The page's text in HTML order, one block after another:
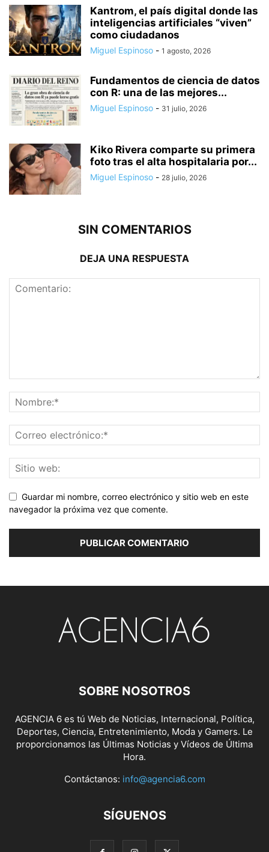
Kantrom, el país digital donde las
inteligencias artificiales “viven”
como ciudadanos
Miguel Espinoso - 1 agosto, 2026
Fundamentos de ciencia de datos
con R: una de las mejores...
Miguel Espinoso - 31 julio, 2026
Kiko Rivera comparte su primera
foto tras el alta hospitalaria por...
Miguel Espinoso - 28 julio, 2026
SIN COMENTARIOS
DEJA UNA RESPUESTA
Guardar mi nombre, correo electrónico y sitio web en este
navegador la próxima vez que comente.
SOBRE NOSOTROS
AGENCIA 6 es tú Web de Noticias, Internacional, Política,
Deportes, Ciencia, Entretenimiento, Moda y Gamers. Le
proporcionamos las Últimas Noticias y Vídeos de Última
Hora.
Contáctanos: info@agencia6.com
SÍGUENOS